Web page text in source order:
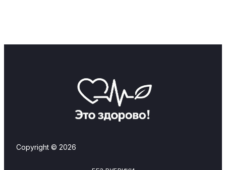
Copyright © 2026